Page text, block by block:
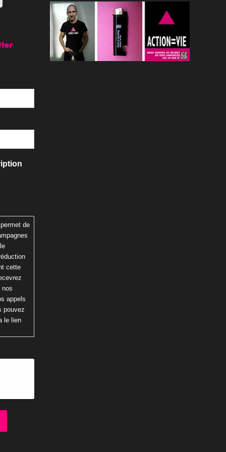
de
cette
nos
appels
pouvez
le lien